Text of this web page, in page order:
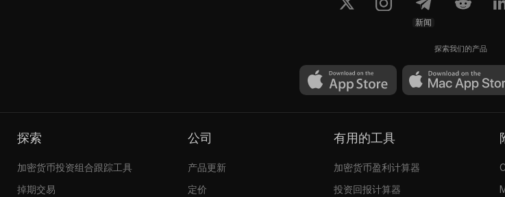
新闻
探索我们的产品
探索
加密货币投资组合跟踪工具
掉期交易
公司
产品更新
定价
有用的工具
加密货币盈利计算器
投资回报计算器